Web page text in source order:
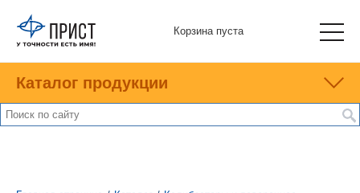
Корзина пуста
Каталог продукции